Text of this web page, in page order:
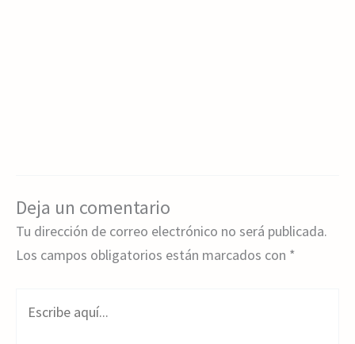
Deja un comentario
Tu dirección de correo electrónico no será publicada.
Los campos obligatorios están marcados con *
aquí...